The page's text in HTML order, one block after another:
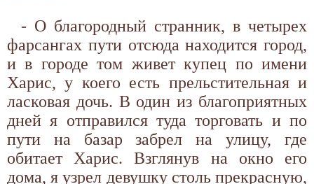
- О благородный странник, в четырех
фарсангах пути отсюда находится город,
и в городе том живет купец по имени
Харис, у коего есть прельстительная и
ласковая дочь. В один из благоприятных
дней я отправился туда торговать и по
пути на базар забрел на улицу, где
обитает Харис. Взглянув на окно его
дома, я узрел девушку столь прекрасную,